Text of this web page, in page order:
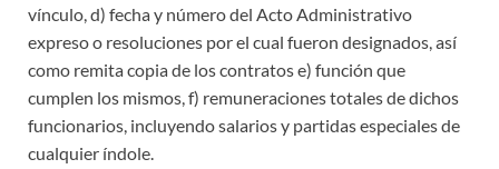
vínculo, d) fecha y número del Acto Administrativo
expreso o resoluciones por el cual fueron designados, así
como remita copia de los contratos e) función que
cumplen los mismos, f) remuneraciones totales de dichos
funcionarios, incluyendo salarios y partidas especiales de
cualquier índole.